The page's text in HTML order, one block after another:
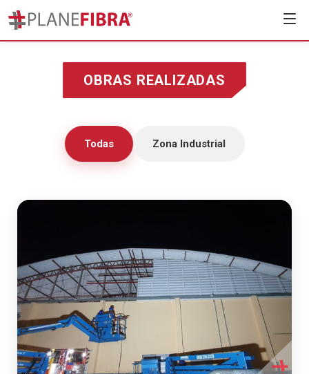
OBRAS REALIZADAS
Todas Zona Industrial